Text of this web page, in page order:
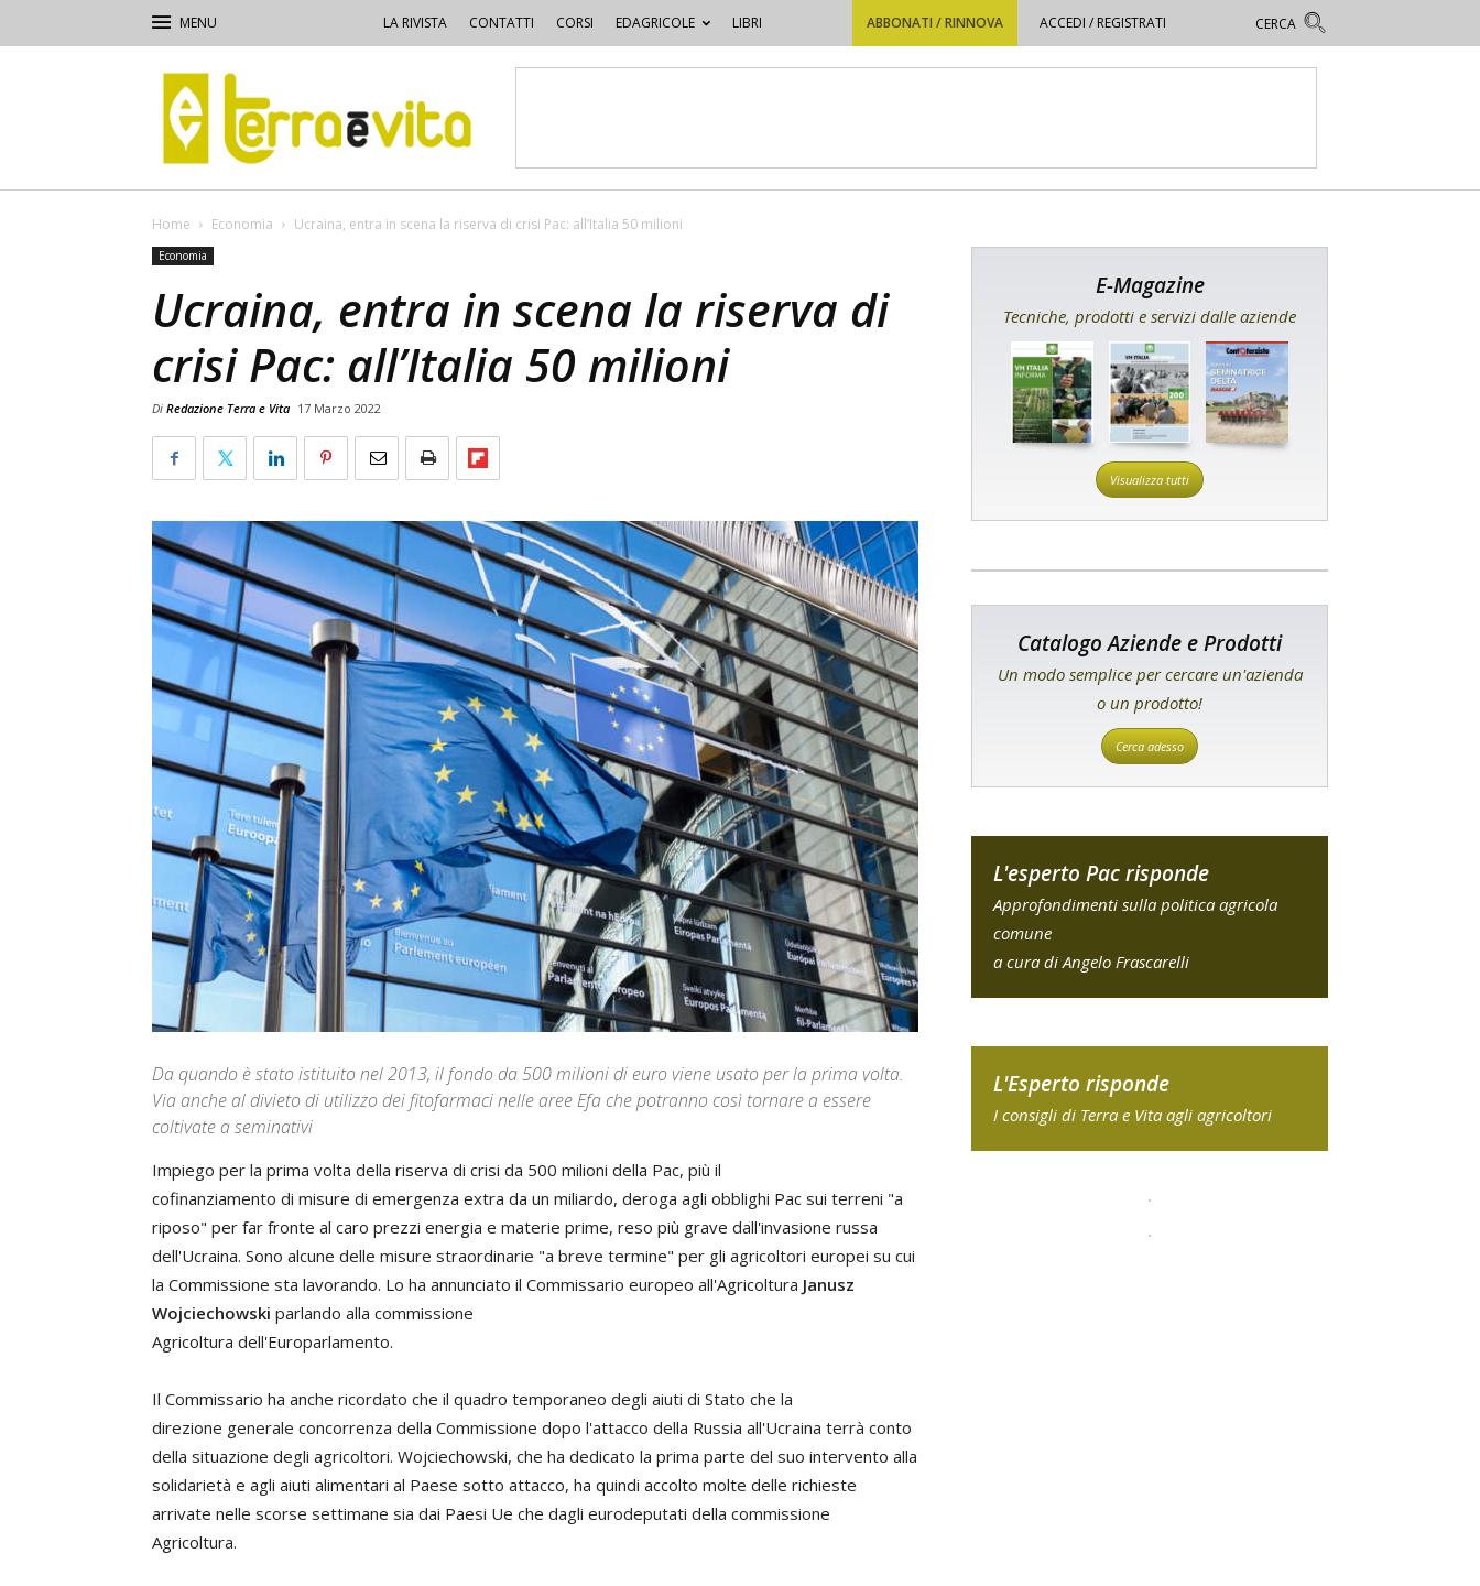
LA RIVISTA CONTATTI CORSI EDAGRICOLE LIBRI ABBONATI / RINNOVA ACCEDI / REGISTRATI
Terra
e
Vita
Home Economia Ucraina, entra in scena la riserva di crisi Pac: all’Italia 50 milioni
Economia
Ucraina, entra in scena la riserva di
crisi Pac: all’Italia 50 milioni
Di Redazione Terra e Vita 17 Marzo 2022
Da quando è stato istituito nel 2013, il fondo da 500 milioni di euro viene usato per la prima volta.
Via anche al divieto di utilizzo dei fitofarmaci nelle aree Efa che potranno così tornare a essere
coltivate a seminativi
Impiego per la prima volta della riserva di crisi da 500 milioni della Pac, più il
cofinanziamento di misure di emergenza extra da un miliardo, deroga agli obblighi Pac sui terreni "a
riposo" per far fronte al caro prezzi energia e materie prime, reso più grave dall'invasione russa
dell'Ucraina. Sono alcune delle misure straordinarie "a breve termine" per gli agricoltori europei su cui
la Commissione sta lavorando. Lo ha annunciato il Commissario europeo all'Agricoltura Janusz
Wojciechowski parlando alla commissione
Agricoltura dell'Europarlamento.
Il Commissario ha anche ricordato che il quadro temporaneo degli aiuti di Stato che la
direzione generale concorrenza della Commissione dopo l'attacco della Russia all'Ucraina terrà conto
della situazione degli agricoltori. Wojciechowski, che ha dedicato la prima parte del suo intervento alla
solidarietà e agli aiuti alimentari al Paese sotto attacco, ha quindi accolto molte delle richieste
arrivate nelle scorse settimane sia dai Paesi Ue che dagli eurodeputati della commissione
Agricoltura.
E-Magazine
Tecniche, prodotti e servizi dalle aziende
Visualizza tutti
Catalogo Aziende e Prodotti
Un modo semplice per cercare un'azienda
o un prodotto!
Cerca adesso
L'esperto Pac risponde
Approfondimenti sulla politica agricola
comune
a cura di Angelo Frascarelli
L'Esperto risponde
I consigli di Terra e Vita agli agricoltori